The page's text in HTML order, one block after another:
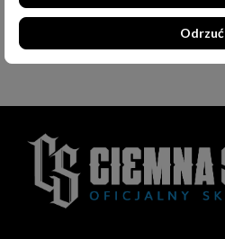
100% poliester
Odrzuć